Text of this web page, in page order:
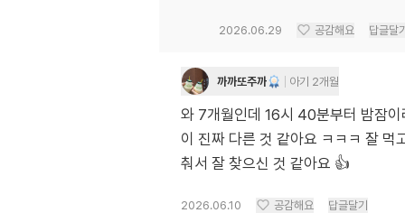
2026.06.29 공감해요 답글달기
까까또주까 아기 2개월
와 7개월인데 16시 40분부터 밤잠
이 진짜 다른 것 같아요 ㅋㅋㅋ 잘 먹
춰서 잘 찾으신 것 같아요 👍
2026.06.10 공감해요 답글달기